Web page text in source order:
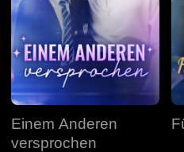
Einem Anderen
versprochen